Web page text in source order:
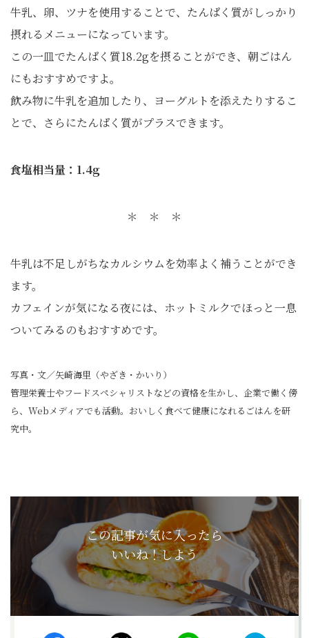
牛乳、卵、ツナを使用することで、たんぱく質がしっかり
摂れるメニューになっています。
この一皿でたんぱく質18.2gを摂ることができ、朝ごはん
にもおすすめですよ。
飲み物に牛乳を追加したり、ヨーグルトを添えたりするこ
とで、さらにたんぱく質がプラスできます。
食塩相当量：1.4g
＊ ＊ ＊
牛乳は不足しがちなカルシウムを効率よく補うことができ
ます。
カフェインが気になる夜には、ホットミルクでほっと一息
ついてみるのもおすすめです。
写真・文／矢崎海里（やざき・かいり）
管理栄養士やフードスペシャリストなどの資格を生かし、企業で働く傍
ら、Webメディアでも活動。おいしく食べて健康になれるごはんを研
究中。
この記事が気に入ったら
いいね！しよう